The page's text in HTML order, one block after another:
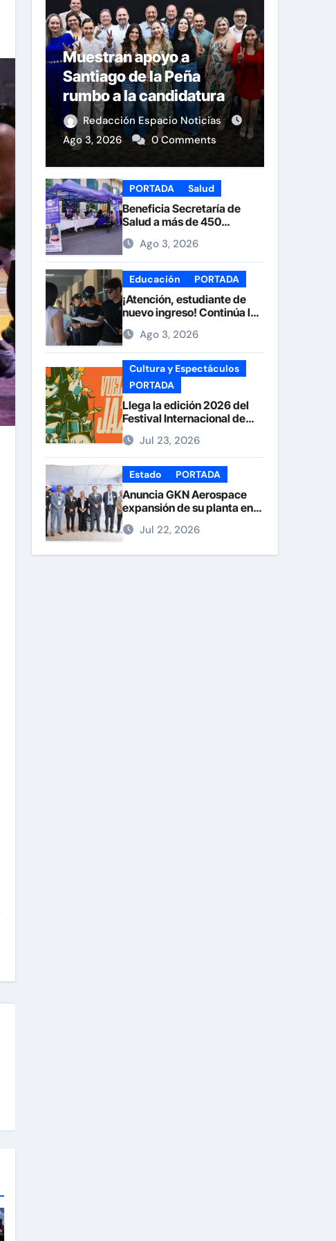
Muestran apoyo a
Santiago de la Peña
rumbo a la candidatura
del PAN a la Presidencia
Municipal
Redacción Espacio Noticias
Ago 3, 2026
0 Comments
PORTADA Salud
Beneficia Secretaría de
Salud a más de 450
personas durante la Feria
de la Salud en la Plaza de
Armas
Ago 3, 2026
Educación PORTADA
¡Atención, estudiante de
nuevo ingreso! Continúa la
recepción de documentos
en la UACH.
Ago 3, 2026
Cultura y Espectáculos
PORTADA
Llega la edición 2026 del
Festival Internacional de
Jazz Armando Nuñez
Jul 23, 2026
Estado PORTADA
Anuncia GKN Aerospace
expansión de su planta en
Chihuahua
Jul 22, 2026